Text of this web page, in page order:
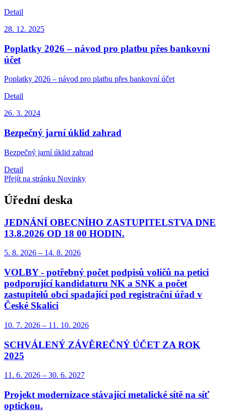
Detail
28. 12. 2025
Poplatky 2026 – návod pro platbu přes bankovní
účet
Poplatky 2026 – návod pro platbu přes bankovní účet
Detail
26. 3. 2024
Bezpečný jarní úklid zahrad
Bezpečný jarní úklid zahrad
Detail
Přejít na stránku Novinky
Úřední deska
JEDNÁNÍ OBECNÍHO ZASTUPITELSTVA DNE
13.8.2026 OD 18 00 HODIN.
5. 8. 2026 – 14. 8. 2026
VOLBY - potřebný počet podpisů voličů na petici
podporující kandidaturu NK a SNK a počet
zastupitelů obcí spadající pod registrační úřad v
České Skalici
10. 7. 2026 – 11. 10. 2026
SCHVÁLENÝ ZÁVĚREČNÝ ÚČET ZA ROK
2025
11. 6. 2026 – 30. 6. 2027
Projekt modernizace stávající metalické sítě na síť
optickou.